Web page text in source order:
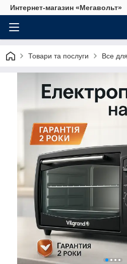
Интернет-магазин «Мегавольт»
Товари та послуги Все